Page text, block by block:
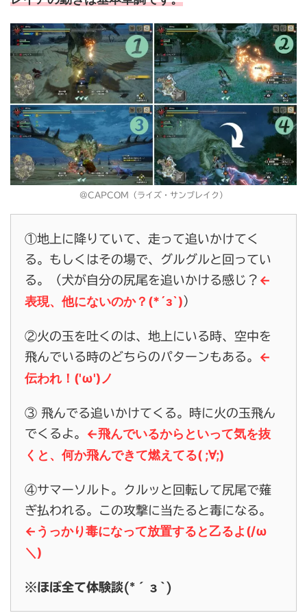
@CAPCOM（ライズ・サンブレイク）
①地上に降りていて、走って追いかけてく
る。もしくはその場で、グルグルと回ってい
る。（犬が自分の尻尾を追いかける感じ？ ←
表現、他にないのか？ (*´з`)）
②火の玉を吐くのは、地上にいる時、空中を
飛んでいる時のどちらのパターンもある。
←
伝われ！('ω')ノ
③ 飛んでる追いかけてくる。時に火の玉飛ん
でくるよ。
←飛んでいるからといって気を抜
くと、何か飛んできて燃えてる( ;∀;)
④サマーソルト。クルッと回転して尻尾で薙
ぎ払われる。この攻撃に当たると毒になる。
←うっかり毒になって放置すると乙るよ(/ω
＼)
※ほぼ全て体験談(*´з`)